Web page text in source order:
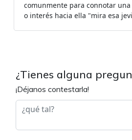
comunmente para connotar
o interés hacia ella "mira esa
¿Tienes alguna
¡Déjanos contestarla!